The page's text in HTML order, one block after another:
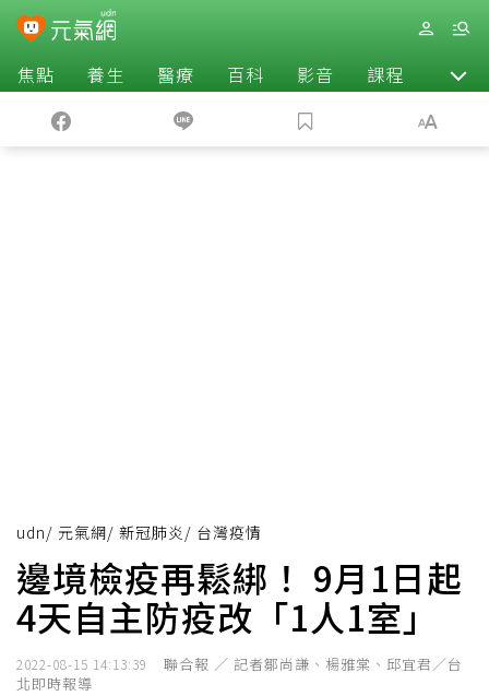
焦點 養生 醫療 百科 影音 課程 退休
udn/ 元氣網/ 新冠肺炎 / 台灣疫情
邊境檢疫再鬆綁！ 9月1日起
4天自主防疫改「1人1室」
2022-08-15 14:13:39
聯合報 ／ 記者鄒尚謙、楊雅棠、邱宜君／台
北即時報導